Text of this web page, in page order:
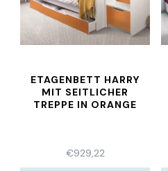
ETAGENBETT HARRY
MIT SEITLICHER
TREPPE IN ORANGE
€929,22